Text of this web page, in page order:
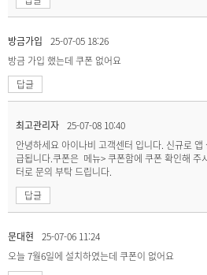
방금가입
25-07-05 18:26
방금 가입 했는데 쿠폰 없어요
답글
최고관리자 25-07-08 10:40
안녕하세요 아이나비 고객센터 입니다. 신규로
급됩니다.쿠폰은 메뉴> 쿠폰함에 쿠폰 확인해 주
터로 문의 부탁 드립니다.
답글
문대현
25-07-06 11:24
오늘 7월6일에 설치하였는데 쿠폰이 없어요